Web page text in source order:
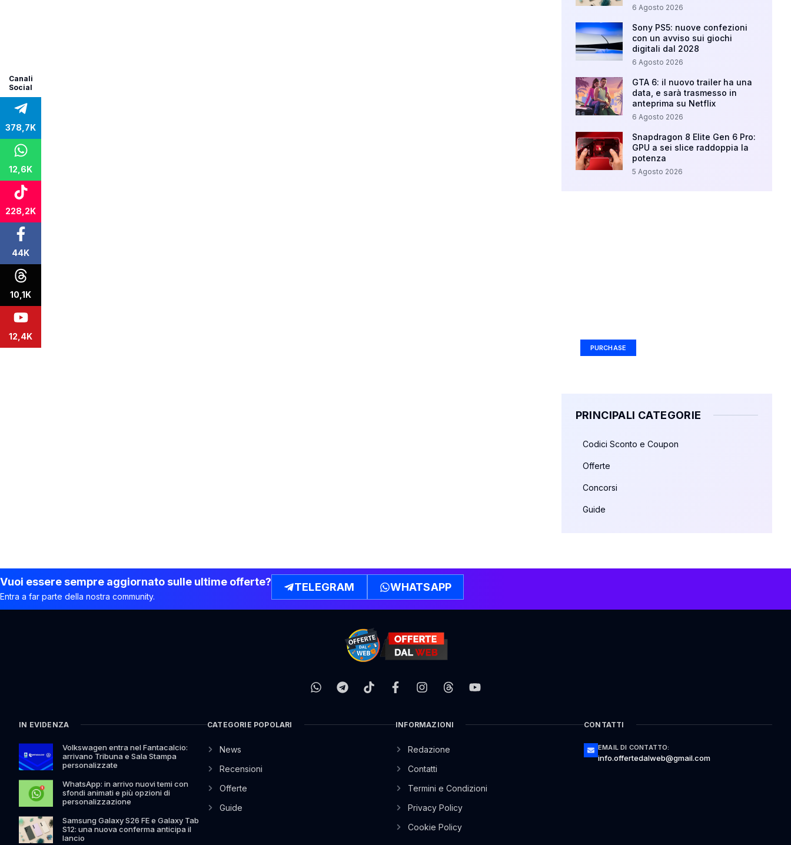
Canali
Social
378,7K
12,6K
228,2K
44K
10,1K
12,4K
6 Agosto 2026
Sony PS5: nuove confezioni
con un avviso sui giochi
digitali dal 2028
6 Agosto 2026
GTA 6: il nuovo trailer ha una
data, e sarà trasmesso in
anteprima su Netflix
6 Agosto 2026
Snapdragon 8 Elite Gen 6 Pro:
GPU a sei slice raddoppia la
potenza
5 Agosto 2026
PURCHASE
PRINCIPALI CATEGORIE
Codici Sconto e Coupon
Offerte
Concorsi
Guide
Vuoi essere sempre aggiornato sulle ultime offerte?
Entra a far parte della nostra community.
TELEGRAM WHATSAPP
IN EVIDENZA
Volkswagen entra nel Fantacalcio:
arrivano Tribuna e Sala Stampa
personalizzate
WhatsApp: in arrivo nuovi temi con
sfondi animati e più opzioni di
personalizzazione
Samsung Galaxy S26 FE e Galaxy Tab
S12: una nuova conferma anticipa il
lancio
CATEGORIE POPOLARI
News
Recensioni
Offerte
Guide
INFORMAZIONI
Redazione
Contatti
Termini e Condizioni
Privacy Policy
Cookie Policy
CONTATTI
EMAIL DI CONTATTO:
info.offertedalweb@gmail.com